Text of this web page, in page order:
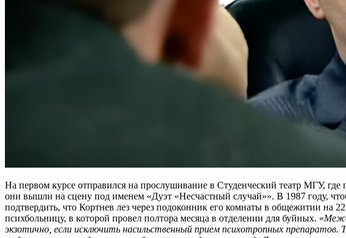
На первом курсе отправился на прослушивание в Студенческий театр МГУ,
они вышли на сцену под именем «Дуэт «Несчастный случай»». В 1987 году,
подтвердить, что Кортнев лез через подоконник его комнаты в общежитии на
психбольницу, в которой провел полтора месяца в отделении для буйных. «
экзотично, если исключить насильственный прием психотропных